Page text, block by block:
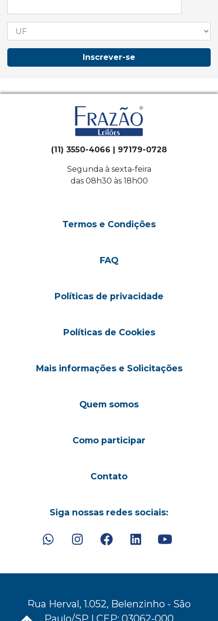
Inscrever-se
(11) 3550-4066 | 97179-0728
Segunda à sexta-feira
das 08h30 às 18h00
Termos e Condições
FAQ
Políticas de privacidade
Políticas de Cookies
Mais informações e Solicitações
Quem somos
Como participar
Contato
Siga nossas redes sociais:
Rua Herval, 1.052, Belenzinho - São
Paulo/SP | CEP: 03062-000